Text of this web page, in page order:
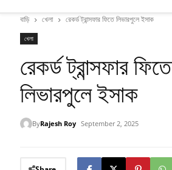
বাড়ি খেলা রেকর্ড ট্রান্সফার ফিতে লিভারপুলে ইসাক
খেলা
রেকর্ড ট্রান্সফার ফিতে
লিভারপুলে ইসাক
ByRajesh Roy September 2, 2025